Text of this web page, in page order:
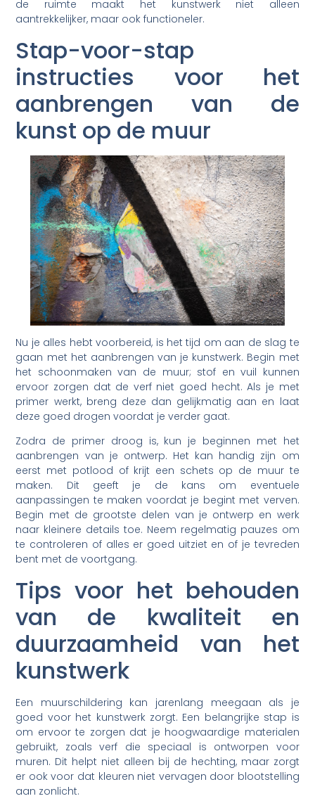
de ruimte maakt het kunstwerk niet alleen
aantrekkelijker, maar ook functioneler.
Stap-voor-stap
instructies voor het
aanbrengen van de
kunst op de muur
Nu je alles hebt voorbereid, is het tijd om aan de slag te
gaan met het aanbrengen van je kunstwerk. Begin met
het schoonmaken van de muur; stof en vuil kunnen
ervoor zorgen dat de verf niet goed hecht. Als je met
primer werkt, breng deze dan gelijkmatig aan en laat
deze goed drogen voordat je verder gaat.
Zodra de primer droog is, kun je beginnen met het
aanbrengen van je ontwerp. Het kan handig zijn om
eerst met potlood of krijt een schets op de muur te
maken. Dit geeft je de kans om eventuele
aanpassingen te maken voordat je begint met verven.
Begin met de grootste delen van je ontwerp en werk
naar kleinere details toe. Neem regelmatig pauzes om
te controleren of alles er goed uitziet en of je tevreden
bent met de voortgang.
Tips voor het behouden
van de kwaliteit en
duurzaamheid van het
kunstwerk
Een muurschildering kan jarenlang meegaan als je
goed voor het kunstwerk zorgt. Een belangrijke stap is
om ervoor te zorgen dat je hoogwaardige materialen
gebruikt, zoals verf die speciaal is ontworpen voor
muren. Dit helpt niet alleen bij de hechting, maar zorgt
er ook voor dat kleuren niet vervagen door blootstelling
aan zonlicht.